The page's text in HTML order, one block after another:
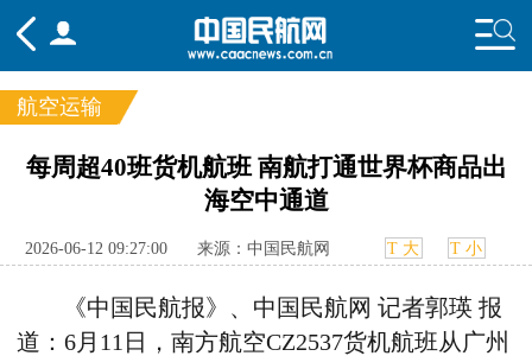
频道
国内
航图 智库 专题 舆情
航空运输
每周超40班货机航班 南航打通世界杯商品出
海空中通道
2026-06-12 09:27:00 来源：中国民航网 T 大 T 小
《中国民航报》、中国民航网 记者郭瑛 报
道： 6月11日，南方航空CZ2537货机航班从广州